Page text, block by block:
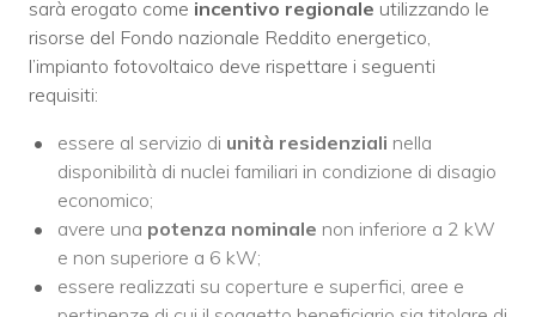
sarà erogato come incentivo regionale utilizzando le
risorse del Fondo nazionale Reddito energetico,
l’impianto fotovoltaico deve rispettare i seguenti
requisiti:
essere al servizio di unità residenziali nella
disponibilità di nuclei familiari in condizione di disagio
economico;
avere una potenza nominale non inferiore a 2 kW
e non superiore a 6 kW;
essere realizzati su coperture e superfici, aree e